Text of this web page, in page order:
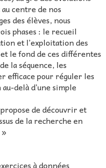
centre de nos
des élèves, nous
phases : le recueil
et l’exploitation des
le fond de ces différentes
la séquence, les
efficace pour réguler les
delà d’une simple
de découvrir et
de la recherche en
à données